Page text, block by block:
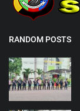
RANDOM POSTS